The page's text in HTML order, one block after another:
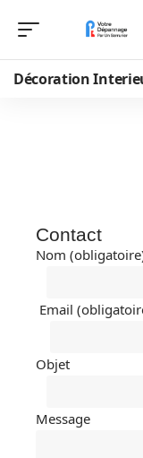
Décoration
Contact
Nom
Email
Objet
Message